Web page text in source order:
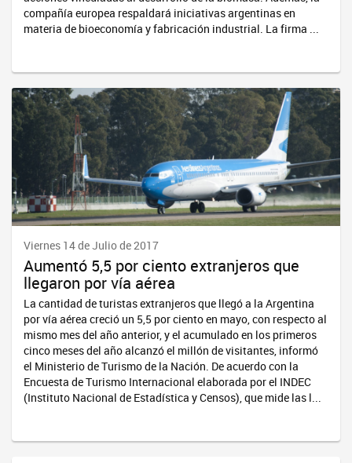
compañía europea respaldará iniciativas argentinas en
materia de bioeconomía y fabricación industrial. La firma ...
Viernes 14 de Julio de 2017
Aumentó 5,5 por ciento extranjeros que
llegaron por vía aérea
La cantidad de turistas extranjeros que llegó a la Argentina
por vía aérea creció un 5,5 por ciento en mayo, con respecto al
mismo mes del año anterior, y el acumulado en los primeros
cinco meses del año alcanzó el millón de visitantes, informó
el Ministerio de Turismo de la Nación. De acuerdo con la
Encuesta de Turismo Internacional elaborada por el INDEC
(Instituto Nacional de Estadística y Censos), que mide las l...